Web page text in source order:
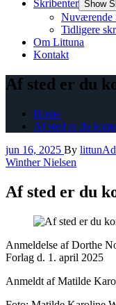
Skribenter Show
Nuværende
Tidligere
Om Littuna
Kontakt
Af sted er du
Home
Af sted er du
jun 16, 2025 By
Winther Nielsen
Af sted er du
Anmeldelse af Dorthe
Forlag d. 1. april 2025
Anmeldt af Matilde